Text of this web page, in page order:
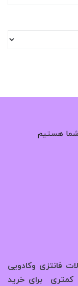
فانتزی وکادویی
کمتری برای خرید